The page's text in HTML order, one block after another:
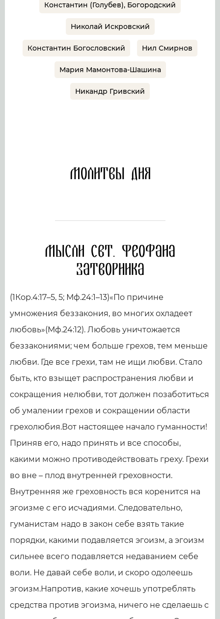
Константин (Голубев), Богородский
Николай Искровский
Константин Богословский Нил Смирнов
Мария Мамонтова-Шашина
Никандр Гривский
Молитвы дня
Мысли свт. Феофана
Затворника
(1Кор.4:17–5, 5; Мф.24:1–13)«По причине
умножения беззакония, во многих охладеет
любовь»(Мф.24:12). Любовь уничтожается
беззакониями; чем больше грехов, тем меньше
любви. Где все грехи, там не ищи любви. Стало
быть, кто взыщет распространения любви и
сокращения нелюбви, тот должен позаботиться
об умалении грехов и сокращении области
грехолюбия.Вот настоящее начало гуманности!
Приняв его, надо принять и все способы,
какими можно противодействовать греху. Грехи
во вне – плод внутренней греховности.
Внутренняя же греховность вся коренится на
эгоизме с его исчадиями. Следовательно,
гуманистам надо в закон себе взять такие
порядки, какими подавляется эгоизм, а эгоизм
сильнее всего подавляется недаванием себе
воли. Не давай себе воли, и скоро одолеешь
эгоизм.Напротив, какие хочешь употреблять
средства против эгоизма, ничего не сделаешь с